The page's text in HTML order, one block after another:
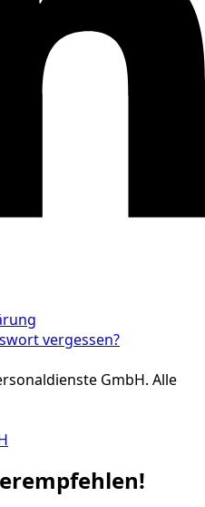
vergessen?
GmbH. Alle